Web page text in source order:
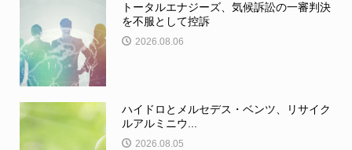
トータルエナジーズ、気候訴訟の一審判決
を不服として控訴
2026.08.06
ハイドロとメルセデス・ベンツ、リサイク
ルアルミニウ...
2026.08.05